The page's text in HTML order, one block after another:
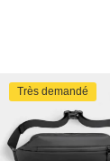
Très demandé